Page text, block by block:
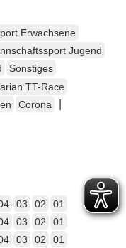
Erwachsene
Jugend
Sonstiges
TT-Race
Corona
03 02 01
03 02 01
03 02 01